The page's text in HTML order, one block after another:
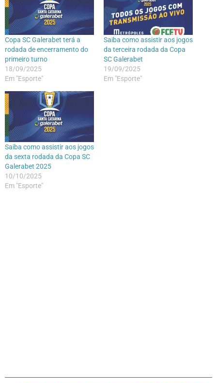
Copa SC Galerabet terá a
rodada de encerramento do
primeiro turno
18/09/2025
Em "Esporte"
Saiba como assistir aos jogos
da terceira rodada da Copa
SC Galerabet
19/09/2025
Em "Esporte"
Saiba como assistir aos jogos
da sexta rodada da Copa SC
Galerabet 2025
10/10/2025
Em "Esporte"